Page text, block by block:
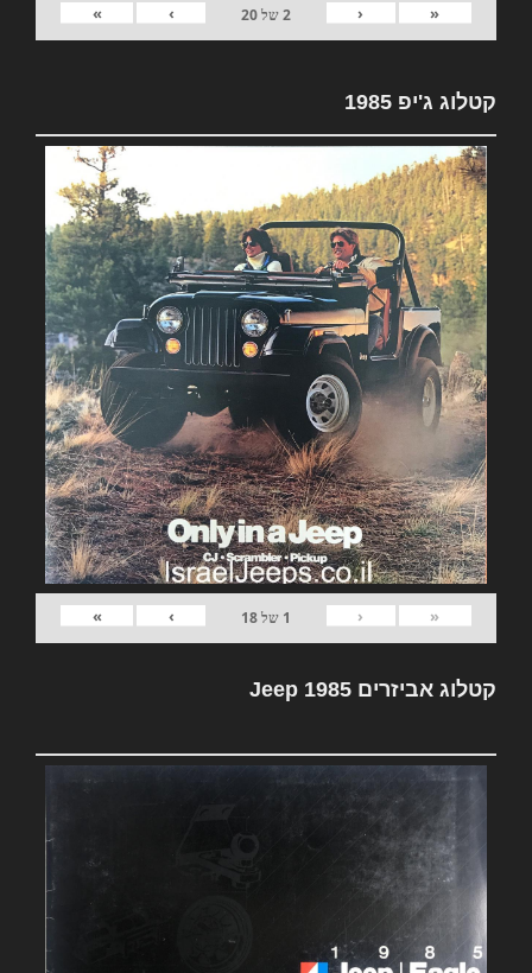
«
‹
2של20
›
»
קטלוג ג'יפ 1985
«
‹
1 של18
›
»
קטלוג אביזרים Jeep 1985